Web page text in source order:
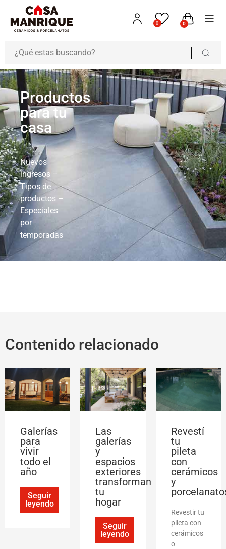
0 0
Productos
para tu
casa
Nuevos
ingresos –
Tipos de
productos –
Especiales
por
temporadas
Contenido relacionado
Galerías
para
vivir
todo el
año
Seguir
leyendo
Las
galerías
y
espacios
exteriores
transforman
tu
hogar
Seguir
leyendo
Revestí
tu
pileta
con
cerámicos
y
Revestir tu
pileta con
cerámicos
o